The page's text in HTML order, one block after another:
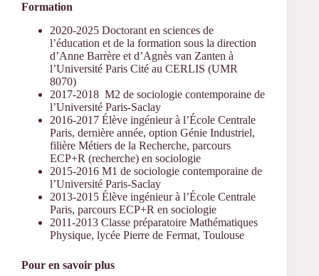
Formation
2020-2025 Doctorant en sciences de
l’éducation et de la formation sous la direction
d’Anne Barrère et d’Agnès van Zanten à
l’Université Paris Cité au CERLIS (UMR
8070)
2017-2018 M2 de sociologie contemporaine de
l’Université Paris-Saclay
2016-2017 Élève ingénieur à l’École Centrale
Paris, dernière année, option Génie Industriel,
filière Métiers de la Recherche, parcours
ECP+R (recherche) en sociologie
2015-2016 M1 de sociologie contemporaine de
l’Université Paris-Saclay
2013-2015 Élève ingénieur à l’École Centrale
Paris, parcours ECP+R en sociologie
2011-2013 Classe préparatoire Mathématiques
Physique, lycée Pierre de Fermat, Toulouse
Pour en savoir plus